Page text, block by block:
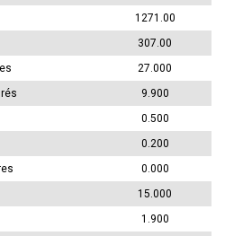
1271.00
307.00
27.000
9.900
0.500
0.200
0.000
15.000
1.900